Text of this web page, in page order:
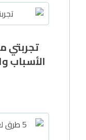
تجربتي
الأسباب